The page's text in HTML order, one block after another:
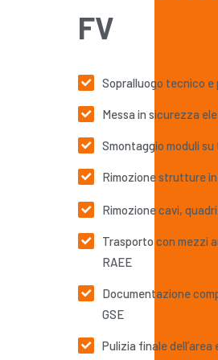
Assistenza
fotovoltaici.
FV
Sopralluogo tecnico e
Messa in sicurezza
Smontaggio moduli
Rimozione strutture
Rimozione cavi,
Trasporto con mezzi
RAEE
Documentazione
GSE
Pulizia finale